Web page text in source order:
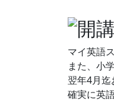
マイ英語
また、小
翌年4月迄
確実に英